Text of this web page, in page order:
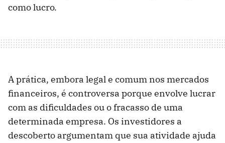
como lucro.
A prática, embora legal e comum nos mercados
financeiros, é controversa porque envolve lucrar
com as dificuldades ou o fracasso de uma
determinada empresa. Os investidores a
descoberto argumentam que sua atividade ajuda